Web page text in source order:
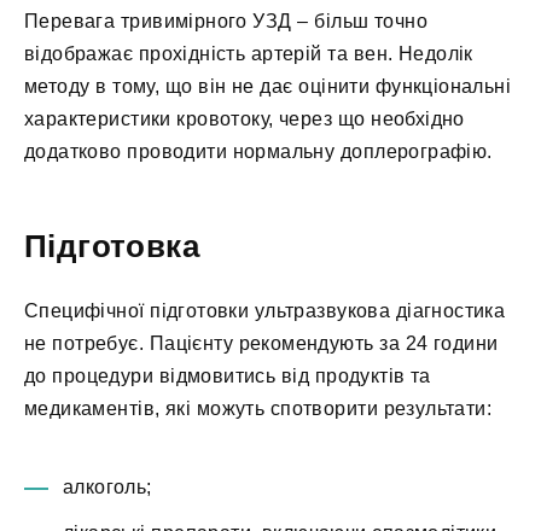
Перевага тривимірного УЗД – більш точно
відображає прохідність артерій та вен. Недолік
методу в тому, що він не дає оцінити функціональні
характеристики кровотоку, через що необхідно
додатково проводити нормальну доплерографію.
Підготовка
Специфічної підготовки ультразвукова діагностика
не потребує. Пацієнту рекомендують за 24 години
до процедури відмовитись від продуктів та
медикаментів, які можуть спотворити результати:
алкоголь;